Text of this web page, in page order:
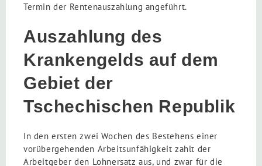
Termin der Rentenauszahlung angeführt.
Auszahlung des
Krankengelds auf dem
Gebiet der
Tschechischen Republik
In den ersten zwei Wochen des Bestehens einer
vorübergehenden Arbeitsunfähigkeit zahlt der
Arbeitgeber den Lohnersatz aus, und zwar für die